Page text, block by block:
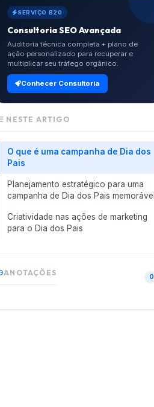
SERVIÇO B20
Consultoria SEO Avançada
Auditoria técnica completa + plano de
ação personalizado para recuperar e
multiplicar seu tráfego orgânico.
Conhecer Consultoria
NESTE ARTIGO
O que é uma campanha de Dia dos
Pais
Planejamento estratégico para uma
campanha de Dia dos Pais memorável
Criatividade nas ações de marketing
para o Dia dos Pais
ANOTAÇÕES 0